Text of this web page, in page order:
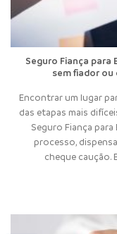
Seguro Fiança para
sem fiador ou
Encontrar um lugar
das etapas mais
Seguro Fiança para
processo,
cheque caução.